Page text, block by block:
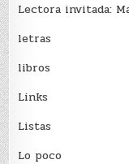
Lectora invitada:
letras
libros
Links
Listas
Lo poco